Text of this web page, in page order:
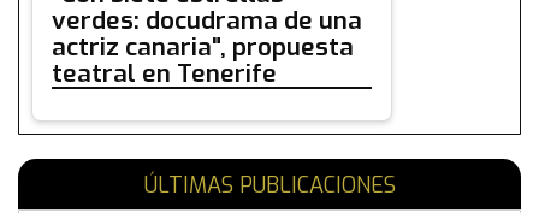
verdes: docudrama de una
actriz canaria", propuesta
teatral en Tenerife
ÚLTIMAS PUBLICACIONES